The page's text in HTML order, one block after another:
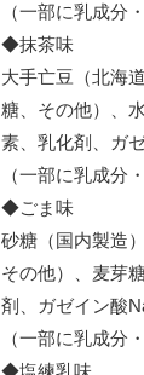
（一部に乳成分
◆抹茶味
大手亡豆（北海
糖、その他）、
素、乳化剤、ガ
（一部に乳成分
◆ごま味
砂糖（国内製造
その他）、麦芽
剤、ガゼイン酸
（一部に乳成分
◆塩練乳味